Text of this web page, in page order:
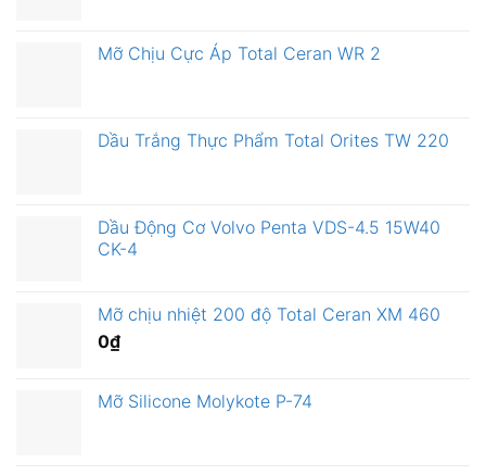
Mỡ Chịu Cực Áp Total Ceran WR 2
Dầu Trắng Thực Phẩm Total Orites TW 220
Dầu Động Cơ Volvo Penta VDS-4.5 15W40
CK-4
Mỡ chịu nhiệt 200 độ Total Ceran XM 460
0₫
Mỡ Silicone Molykote P-74